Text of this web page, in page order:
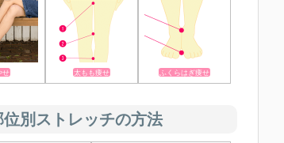
せ 太もも痩せ ふくらはぎ痩せ
位別ストレッチの方法